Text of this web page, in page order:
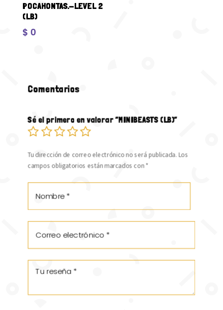
POCAHONTAS.-LEVEL 2
(LB)
$ 0
Comentarios
Sé el primero en valorar “MINIBEASTS (LB)”
Tu dirección de correo electrónico no será publicada. Los
campos obligatorios están marcados con*